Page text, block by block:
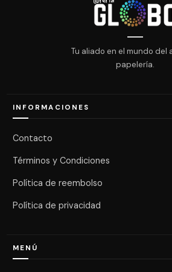
Tu aliado en el mundo del
papelería.
INFORMACIONES
Contacto
Términos y Condiciones
Política de reembolso
Política de privacidad
MENÚ